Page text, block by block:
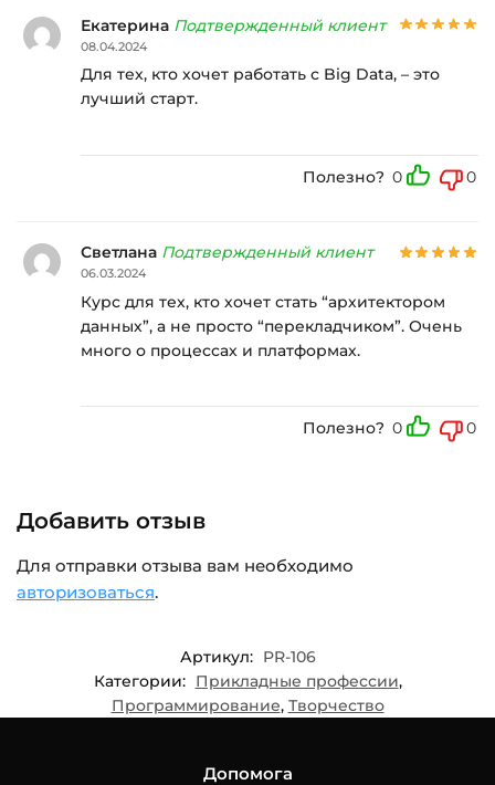
Екатерина Подтвержденный клиент
08.04.2024
Для тех, кто хочет работать с Big Data, – это
лучший старт.
Полезно? 0 0
Светлана Подтвержденный клиент
06.03.2024
Курс для тех, кто хочет стать “архитектором
данных”, а не просто “перекладчиком”. Очень
много о процессах и платформах.
Полезно? 0 0
Добавить отзыв
Для отправки отзыва вам необходимо
авторизоваться.
Артикул: PR-106
Категории: Прикладные профессии,
Программирование, Творчество
Допомога